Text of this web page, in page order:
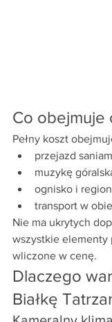
Co obejmuje
Pełny koszt
przejazd
muzykę
ognisko i
transport w
Nie ma ukrytych
wszystkie elementy
wliczone w cenę.
Dlaczego
Białkę